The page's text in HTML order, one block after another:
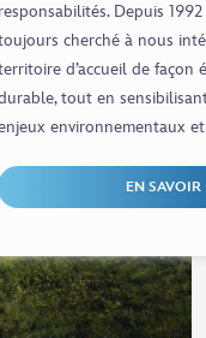
responsabilités. Depuis
cherché à nous
d’accueil de façon
tout en
environnementaux
EN SAVOIR